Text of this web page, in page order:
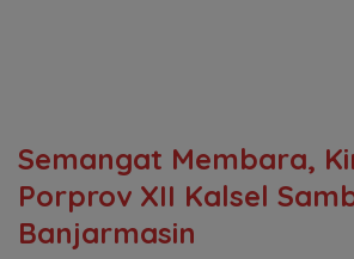
Semangat Membara,
Porprov XII Kalsel
Banjarmasin